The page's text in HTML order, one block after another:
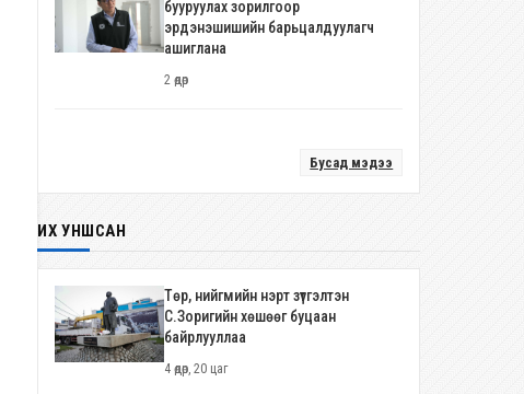
бууруулах зорилгоор
эрдэнэшишийн барьцалдуулагч
ашиглана
2 өдөр
Бусад мэдээ
ИХ УНШСАН
Төр, нийгмийн нэрт зүтгэлтэн
С.Зоригийн хөшөөг буцаан
байрлууллаа
4 өдөр, 20 цаг